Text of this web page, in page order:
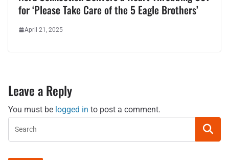
for ‘Please Take Care of the 5 Eagle Brothers’
April 21, 2025
Leave a Reply
You must be logged in to post a comment.